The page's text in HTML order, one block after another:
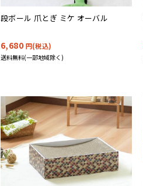
段ボール 爪とぎ ミケ オーバル
6,680 円(税込)
送料無料(一部地域除く)